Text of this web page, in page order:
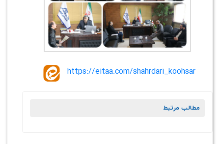
https://eitaa.com/shahrdari_koohsar
مطالب مرتبط